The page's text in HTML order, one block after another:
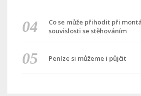
Co se může přihodit při
souvislosti se stěhováním
Peníze si můžeme i půjčit